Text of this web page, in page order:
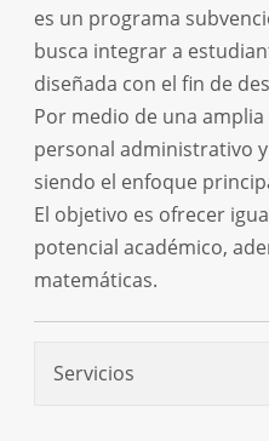
es un programa
busca integrar a
diseñada con el fin de
Por medio de una
personal administrativo
siendo el enfoque
El objetivo es ofrecer
potencial académico,
matemáticas.
Servicios